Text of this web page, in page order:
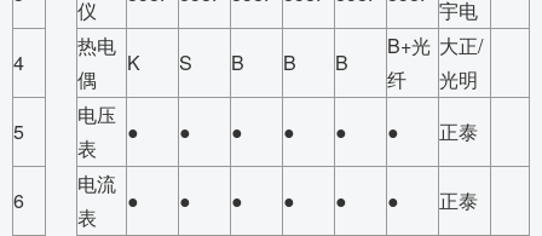
仪
宇电
4
热电
偶
K S B B B
B+光
纤
大正/
光明
5
电压
表
● ● ● ● ● ● 正泰
6
电流
表
● ● ● ● ● ● 正泰